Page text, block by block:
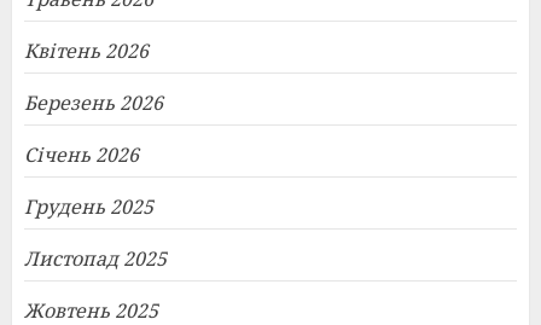
Квітень 2026
Березень 2026
Січень 2026
Грудень 2025
Листопад 2025
Жовтень 2025